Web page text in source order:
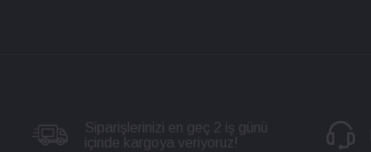
Siparişlerinizi en geç 2 iş günü
içinde kargoya veriyoruz!